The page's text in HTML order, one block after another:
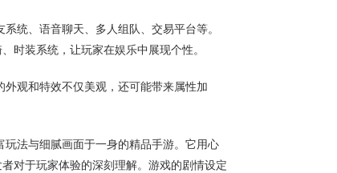
统、语音聊天、多人组队、交易平台等。
时装系统，让玩家在娱乐中展现个性。
观和特效不仅美观，还可能带来属性加
法与细腻画面于一身的精品手游。它用心
对于玩家体验的深刻理解。游戏的剧情设定